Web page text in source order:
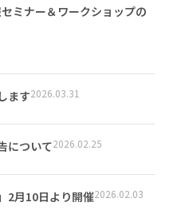
ミナー＆ワークショップの
ます2026.03.31
について2026.02.25
2月10日より開催2026.02.03